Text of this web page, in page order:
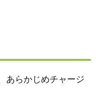
あらかじめチャージ